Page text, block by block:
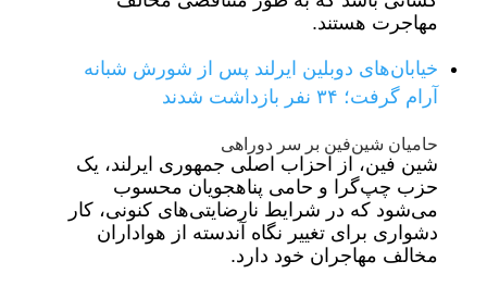
مهاجرت هستند.
خیابان‌های دوبلین ایرلند پس از شورش شبانه
آرام گرفت؛ ۳۴ نفر بازداشت شدند
حامیان شین‌فین بر سر دوراهی
شین‌ فین، از احزاب اصلی جمهوری ایرلند، یک
حزب چپ‌گرا و حامی پناهجویان محسوب‌
می‌شود که در شرایط نارضایتی‌های کنونی، کار
دشواری برای تغییر نگاه آندسته از هواداران
مخالف مهاجران خود دارد.